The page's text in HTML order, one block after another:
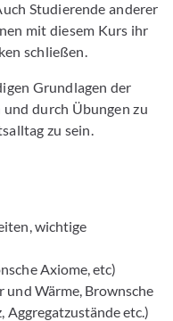
Studierende anderer
mit diesem Kurs ihr
schließen.
Grundlagen der
durch Übungen zu
zu sein.
wichtige
Axiome, etc)
und Wärme, Brownsche
, Aggregatzustände etc.)